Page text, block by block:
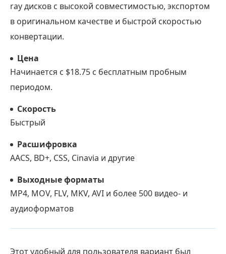
ray дисков с высокой совместимостью, экспортом
в оригинальном качестве и быстрой скоростью
конвертации.
Цена
Начинается с $18.75 с бесплатным пробным
периодом.
Скорость
Быстрый
Расшифровка
AACS, BD+, CSS, Cinavia и другие
Выходные форматы
MP4, MOV, FLV, MKV, AVI и более 500 видео- и
аудиоформатов
Этот удобный для пользователя вариант был